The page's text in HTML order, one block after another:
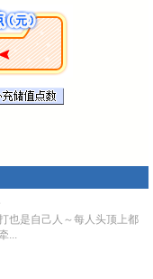
也是自己人～每人头顶上都
...